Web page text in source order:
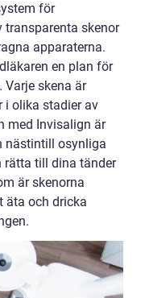
för
transparenta skenor
apparaterna.
en plan för
skena är
i olika stadier av
med Invisalign är
nästintill osynliga
rätta till dina tänder
är skenorna
äta och dricka